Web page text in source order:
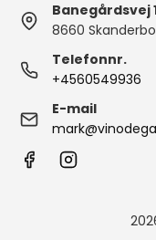
Banegårdsvej
8660
Telefonnr.
+4560549936
E-mail